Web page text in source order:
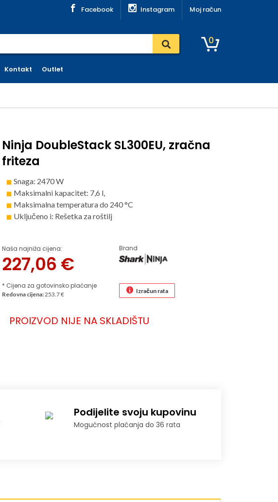
Facebook Instagram Moj račun
0
Kontakt Outlet
Ninja DoubleStack SL300EU, zračna
friteza
Snaga: 2470 W
Maksimalni kapacitet: 7,6 l,
Maksimalna temperatura do 240 °C
Uključeno i: Rešetka za roštilj
Naša najniža cijena:
227,06 €
* Cijena za gotovinsko plaćanje
Brand
Redovna cijena:253.7 € Izračun rata
PROIZVOD NIJE NA SKLADIŠTU
Podijelite svoju kupovinu
Mogućnost plaćanja do 36 rata